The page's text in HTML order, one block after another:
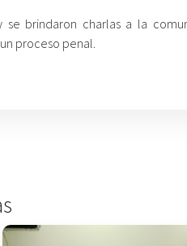
brindaron charlas a la
proceso penal.